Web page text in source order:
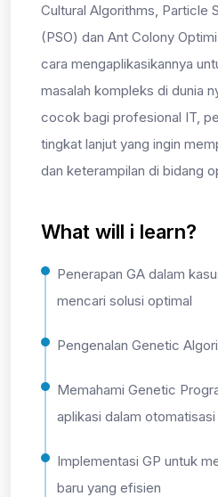
Cultural Algorithms, Particle
(PSO) dan Ant Colony
cara mengaplikasikannya
masalah kompleks di dunia
cocok bagi profesional IT,
tingkat lanjut yang ingin
dan keterampilan di bidang
What will i learn?
Penerapan GA dalam
mencari solusi optimal
Pengenalan Genetic
Memahami Genetic
aplikasi dalam
Implementasi GP untuk
baru yang efisien